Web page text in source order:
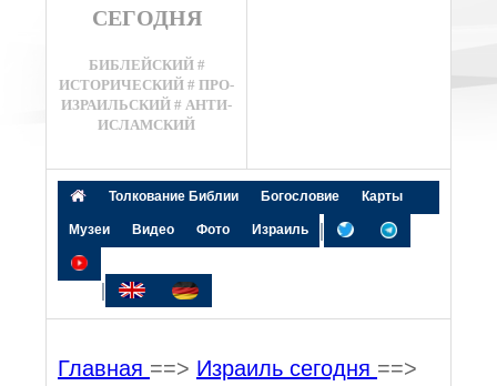
СЕГОДНЯ
БИБЛЕЙСКИЙ #
ИСТОРИЧЕСКИЙ # ПРО-
ИЗРАИЛЬСКИЙ # АНТИ-
ИСЛАМСКИЙ
Толкование Библии Богословие Карты
Музеи Видео Фото Израиль |
|
Главная ==> Израиль сегодня ==>